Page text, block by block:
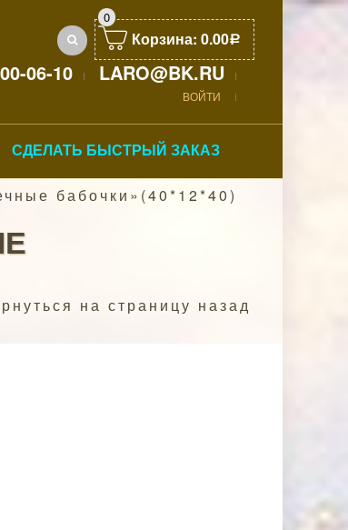
0
Корзина: 0.00Р
06-10 LARO@BK.RU
ВОЙТИ
СДЕЛАТЬ БЫСТРЫЙ ЗАКАЗ
бабочки»(40*12*40)
на страницу назад